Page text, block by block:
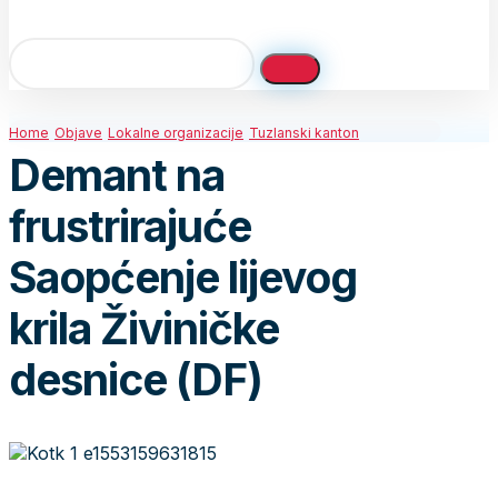
Home Objave Lokalne organizacije Tuzlanski kanton
Demant na
frustrirajuće
Saopćenje lijevog
krila Živiničke
desnice (DF)